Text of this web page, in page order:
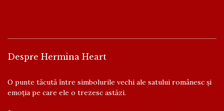
Despre Hermina Heart
O punte tăcută între simbolurile vechi ale satului românesc și
emoția pe care ele o trezesc astăzi.